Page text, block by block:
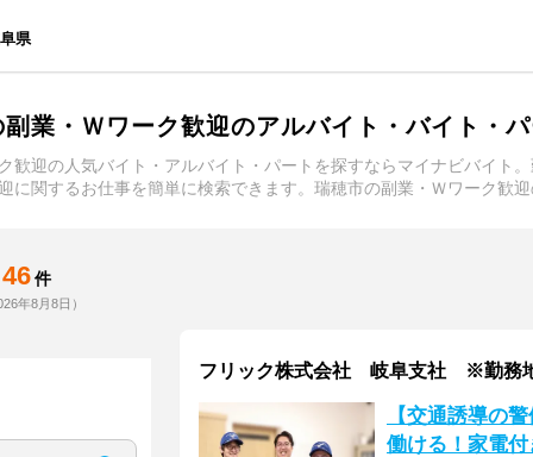
県
業・Ｗワーク歓迎のアルバイト・バイト・
歓迎の人気バイト・アルバイト・パートを探すならマイナビバイト
に関するお仕事を簡単に検索できます。瑞穂市の副業・Ｗワーク歓
46 件
年8月8日）
フリック株式会社 岐阜支社 ※勤務
【交通誘導の
働ける！家電